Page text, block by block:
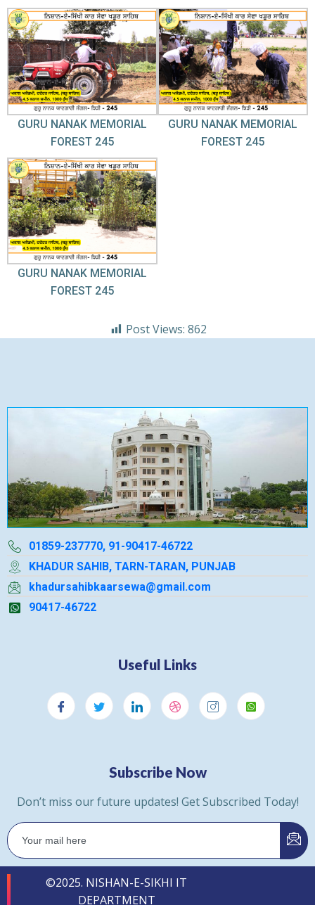
GURU NANAK MEMORIAL
FOREST 245
GURU NANAK MEMORIAL
FOREST 245
GURU NANAK MEMORIAL
FOREST 245
Post Views: 862
01859-237770, 91-90417-46722
KHADUR SAHIB, TARN-TARAN, PUNJAB
khadursahibkaarsewa@gmail.com
90417-46722
Useful Links
Subscribe Now
Don’t miss our future updates! Get Subscribed Today!
©2025. NISHAN-E-SIKHI IT
DEPARTMENT